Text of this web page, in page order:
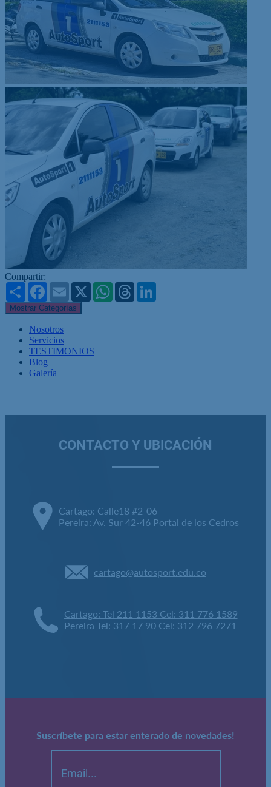
Compartir:
Share Facebook
Email X WhatsAppThreads
Mostrar Categorías
Nosotros
Servicios
TESTIMONIOS
Blog
Galería
CONTACTO Y UBICACIÓN
Cartago: Calle18 #2-06
Pereira: Av. Sur 42-46 Portal de los Cedros
cartago@autosport.edu.co
Cartago: Tel 211 1153 Cel: 311 776 1589
Pereira Tel: 317 17 90 Cel: 312 796 7271
Suscríbete para estar enterado de novedades!